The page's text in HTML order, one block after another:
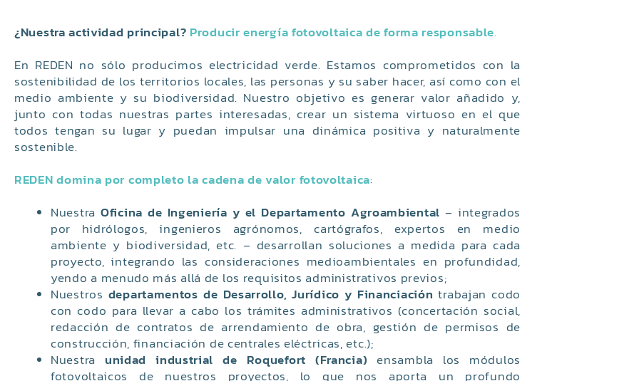
¿Nuestra actividad principal? Producir energía fotovoltaica de forma responsable.
En REDEN no sólo producimos electricidad verde. Estamos comprometidos con la
sostenibilidad de los territorios locales, las personas y su saber hacer, así como con el
medio ambiente y su biodiversidad. Nuestro objetivo es generar valor añadido y,
junto con todas nuestras partes interesadas, crear un sistema virtuoso en el que
todos tengan su lugar y puedan impulsar una dinámica positiva y naturalmente
sostenible.
REDEN domina por completo la cadena de valor fotovoltaica:
Nuestra Oficina de Ingeniería y el Departamento Agroambiental – integrados
por hidrólogos, ingenieros agrónomos, cartógrafos, expertos en medio
ambiente y biodiversidad, etc. – desarrollan soluciones a medida para cada
proyecto, integrando las consideraciones medioambientales en profundidad,
yendo a menudo más allá de los requisitos administrativos previos;
Nuestros departamentos de Desarrollo, Jurídico y Financiación trabajan codo
con codo para llevar a cabo los trámites administrativos (concertación social,
redacción de contratos de arrendamiento de obra, gestión de permisos de
construcción, financiación de centrales eléctricas, etc.);
Nuestra unidad industrial de Roquefort (Francia) ensambla los módulos
fotovoltaicos de nuestros proyectos, lo que nos aporta un profundo